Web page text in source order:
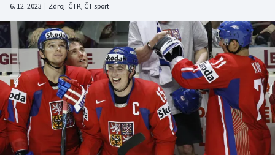
DALŠÍ SPORTY
Americký fotbal
Baseball a softbal
Basketbal
NEPŘEHLÉDNĚTE
Soutěže
Historické návraty
6. 12. 2023 | Zdroj: ČTK, ČT sport